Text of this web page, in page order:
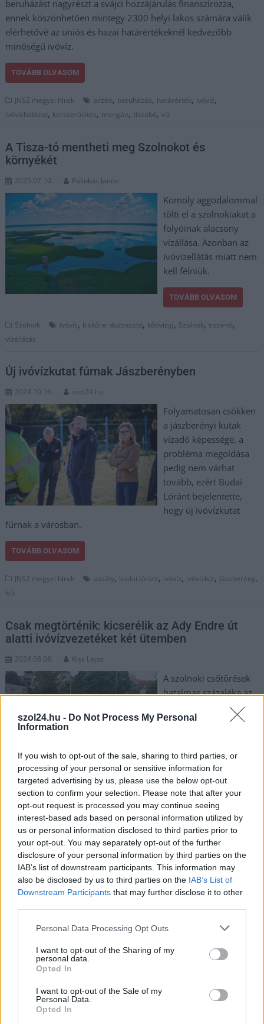
szol24.hu - Do Not Process My Personal
Information
If you wish to opt-out of the sale, sharing to third parties, or
processing of your personal or sensitive information for
targeted advertising by us, please use the below opt-out
section to confirm your selection. Please note that after your
opt-out request is processed you may continue seeing
interest-based ads based on personal information utilized by
us or personal information disclosed to third parties prior to
your opt-out. You may separately opt-out of the further
disclosure of your personal information by third parties on the
IAB’s list of downstream participants. This information may
also be disclosed by us to third parties on the IAB’s List of
Downstream Participants that may further disclose it to other
Please note that this website/app uses one or more Google
not limited to your visit or usage behaviour. You may click to
grant or deny consent to Google and its third-party tags to
use your data for below specified purposes in below Google
consent section.
Personal Data Processing Opt Outs
I want to opt-out of the Sharing of my
personal data.
Opted In
I want to opt-out of the Sale of my
Personal Data.
Opted In
beruházást nagyrészt a svájci hozzájárulás finanszírozza,
ennek köszönhetően mintegy 2300 helyi lakos számára válik
elérhetővé az uniós és hazai határértékeknél kedvezőbb
minőségű ivóvíz.
TOVÁBB OLVASOM
JNSZ megyei hírek arzén, beruházás, határérték, ivóvíz,
ivóvízhálózat, korszerűsítés, mangán, tiszabő,víz
A Tisza-tó mentheti meg Szolnokot és
környékét
2025.07.10. Palinkas Janos
Komoly aggodalommal
tölti el a szolnokiakat a
folyóinak alacsony
vízállása. Azonban az
ivóvízellátás miatt nem
kell félniük.
TOVÁBB OLVASOM
Szolnok ivóvíz, kiskörei duzzasztó, kötivizig, Szolnok, tisza-tó,
vízellátás
Új ivóvízkutat fúrnak Jászberényben
2024.10.16. szol24.hu
Folyamatosan csökken
a jászberényi kutak
vízadó képessége, a
probléma megoldása
pedig nem várhat
tovább, ezért Budai
Lóránt bejelentette,
hogy új ivóvízkutat
fúrnak a városban.
TOVÁBB OLVASOM
JNSZ megyei hírek aszály, budai lóránt, ivóvíz, ivóvízkút, Jászberény,
kút
Csak megtörténik: kicserélik az Ady Endre út
alatti ivóvízvezetéket két ütemben
2024.08.08. Kiss Lajos
A szolnoki csőtörések
hatalmas százaléka az
Ady Endre úton történt
az elmúlt években,
csodát, kicserélik az
ivóvízvezetéket, a
legkritikusabb helyekkel kezdve. Ez komoly
forgalomkorlátozásokkal is jár majd.
TOVÁBB OLVASOM
Szolnok ady endre út,augusztus,csere ,csőtörés ,ivóvíz,
, , szolgáltató,
Ilyen a csapvíz Szolnok egyik városrészében –
Hasonló helyzetekben
szakemberek és a
lakosok arcába